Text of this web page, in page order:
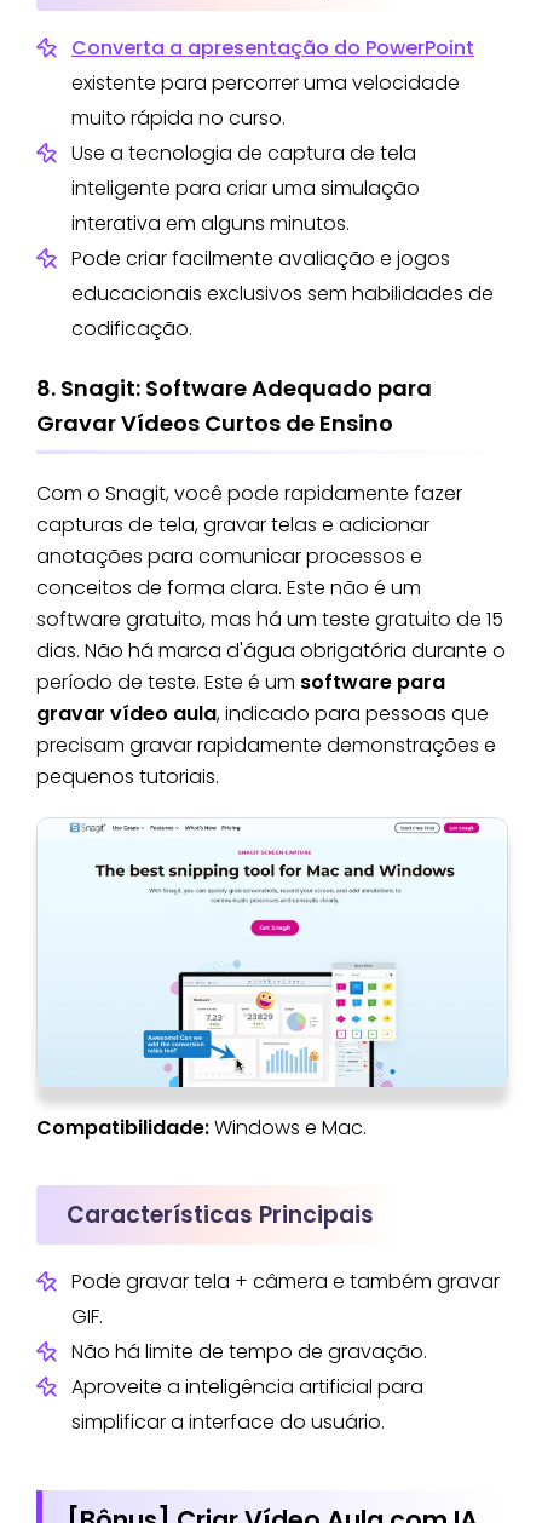
Converta a apresentação do PowerPoint
existente para percorrer uma velocidade
muito rápida no curso.
Use a tecnologia de captura de tela
inteligente para criar uma simulação
interativa em alguns minutos.
Pode criar facilmente avaliação e jogos
educacionais exclusivos sem habilidades de
codificação.
8. Snagit: Software Adequado para
Gravar Vídeos Curtos de Ensino
Com o Snagit, você pode rapidamente fazer
capturas de tela, gravar telas e adicionar
anotações para comunicar processos e
conceitos de forma clara. Este não é um
software gratuito, mas há um teste gratuito de 15
dias. Não há marca d'água obrigatória durante o
período de teste. Este é um software para
gravar vídeo aula, indicado para pessoas que
precisam gravar rapidamente demonstrações e
pequenos tutoriais.
Compatibilidade:Windows e Mac.
Características Principais
Pode gravar tela + câmera e também gravar
GIF.
Não há limite de tempo de gravação.
Aproveite a inteligência artificial para
simplificar a interface do usuário.